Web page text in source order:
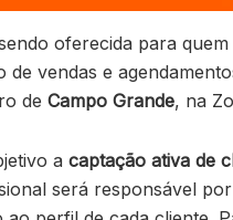
oferecida para
vendas e
de Campo Grande, na
a captação ativa de
será responsável